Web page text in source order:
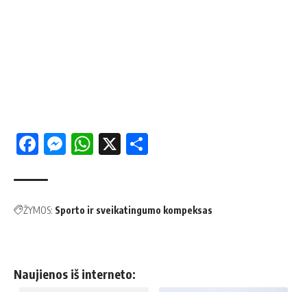
Facebook
Messenger
WhatsApp
X
ŽYMOS: Sporto ir sveikatingumo kompeksas
Naujienos iš interneto: